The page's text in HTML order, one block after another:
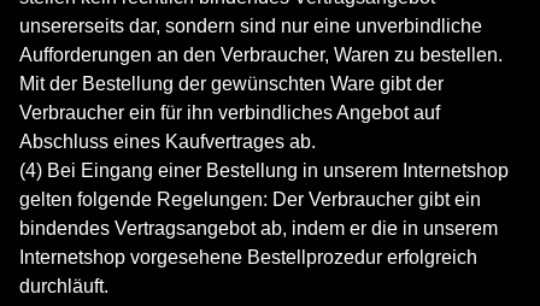
unsererseits dar, sondern sind nur eine unverbindliche
Aufforderungen an den Verbraucher, Waren zu bestellen.
Mit der Bestellung der gewünschten Ware gibt der
Verbraucher ein für ihn verbindliches Angebot auf
Abschluss eines Kaufvertrages ab.
(4) Bei Eingang einer Bestellung in unserem Internetshop
gelten folgende Regelungen: Der Verbraucher gibt ein
bindendes Vertragsangebot ab, indem er die in unserem
Internetshop vorgesehene Bestellprozedur erfolgreich
durchläuft.